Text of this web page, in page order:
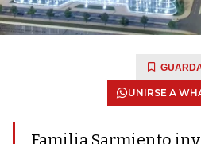
UNIRSE A
Familia Sarmiento